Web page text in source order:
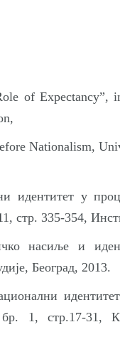
of Expectancy”,
Nationalism,
идентитет у
стр. 335-354,
насиље и
Београд, 2013.
1, стр.17-31,